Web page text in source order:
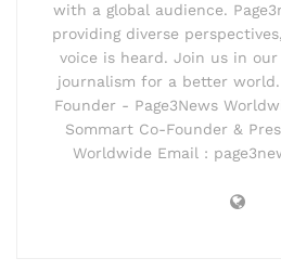
with a global audience.
providing diverse
voice is heard. Join us in
journalism for a better world.
Founder - Page3News
Sommart Co-Founder &
Worldwide Email :